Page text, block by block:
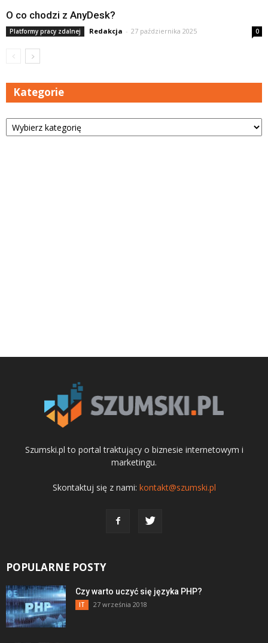
O co chodzi z AnyDesk?
Platformy pracy zdalnej Redakcja - 27 października 2025 0
Kategorie
Kategorie
Szumski.pl to portal traktujący o biznesie internetowym i
marketingu.
Skontaktuj się z nami: kontakt@szumski.pl
POPULARNE POSTY
Czy warto uczyć się języka PHP?
IT 27 września 2018